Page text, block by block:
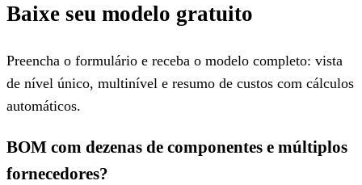
Baixe seu modelo gratuito
Preencha o formulário e receba o modelo completo: vista
de nível único, multinível e resumo de custos com cálculos
automáticos.
BOM com dezenas de componentes e múltiplos
fornecedores?